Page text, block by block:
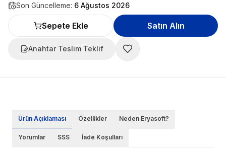
Son Güncelleme: 6 Ağustos 2026
Sepete Ekle Satın Alın
Anahtar Teslim Teklif
Ürün Açıklaması Özellikler Neden Eryasoft?
Yorumlar SSS İade Koşulları